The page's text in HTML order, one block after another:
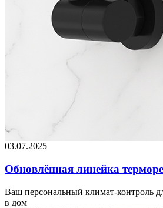
03.07.2025
Обновлённая линейка
Ваш персональный климат-контроль
в дом